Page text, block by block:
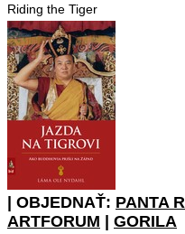
Riding the Tiger
| OBJEDNAŤ: PANTA
ARTFORUM | GORILA